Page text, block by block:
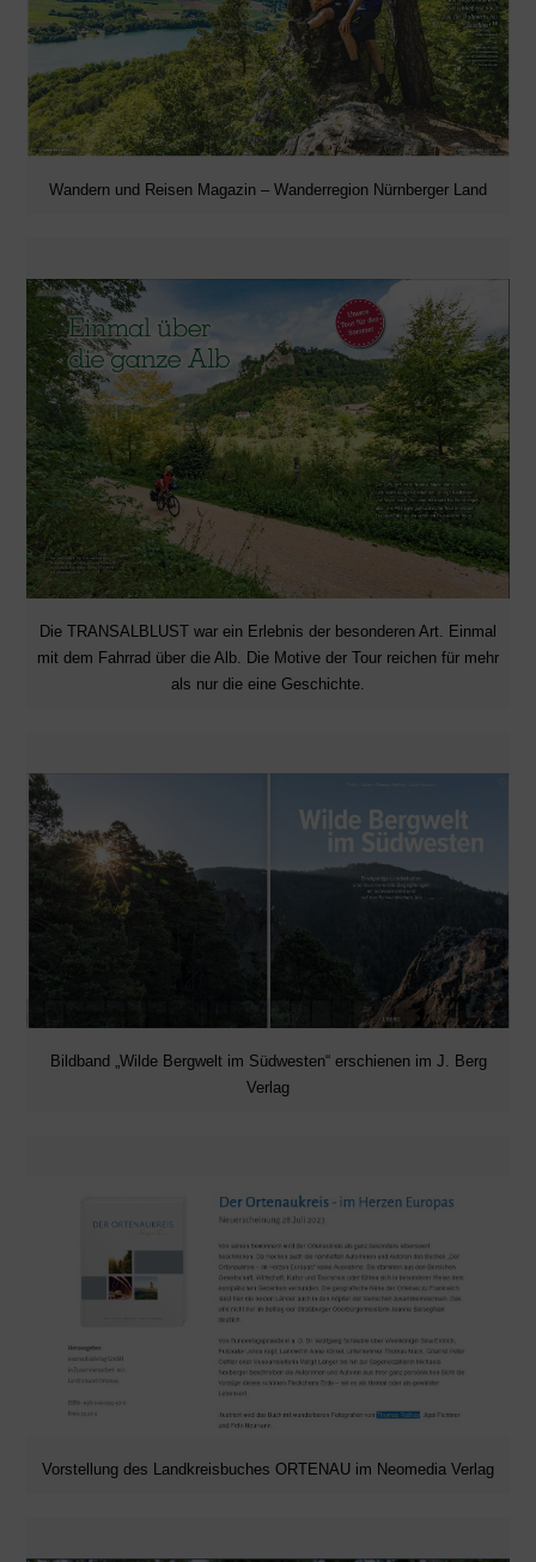
Wandern und Reisen Magazin – Wanderregion Nürnberger Land
Die TRANSALBLUST war ein Erlebnis der besonderen Art. Einmal
mit dem Fahrrad über die Alb. Die Motive der Tour reichen für mehr
als nur die eine Geschichte.
Bildband „Wilde Bergwelt im Südwesten“ erschienen im J. Berg
Verlag
Vorstellung des Landkreisbuches ORTENAU im Neomedia Verlag